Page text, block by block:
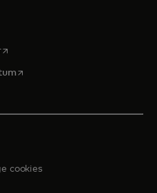
neuen Registerkarte geöffnet
in einer neuen Registerkarte
wird in einer neuen
wird in einer neuen
cookies